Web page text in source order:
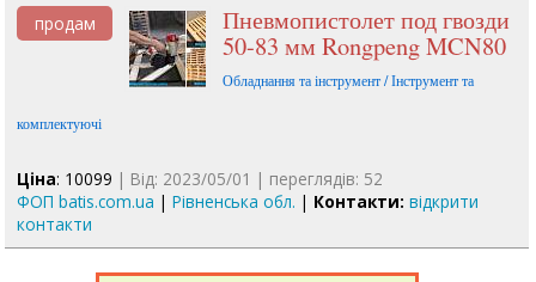
продам Пневмопистолет под гвозди
50-83 мм Rongpeng MCN80
Обладнання та інструмент / Інструмент та
комплектуючі
Ціна: 10099 | Від: 2023/05/01 | переглядів: 52
ФОП batis.com.ua |Рівненська обл. | Контакти: відкрити
контакти